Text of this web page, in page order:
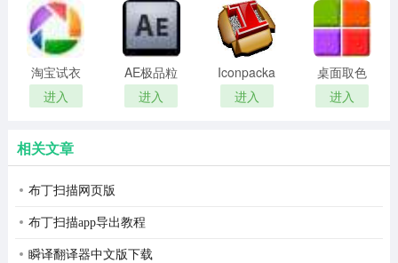
入百度地图作为派送范围的参考依据。在地图中，显示买
家地址周围的所有物流站点，可以直观看出离买家最近的
物流公司，并能有效避免超区的事故发生。
remover(冰
点还原密
码清除器)
扫描软件)
淘宝试衣
服软件
进入
AE极品粒
子插件
(Trapcode
进入
Iconpackager
中文补丁
进入
桌面取色
工具
colorpix
进入
相关文章
布丁扫描网页版
布丁扫描app导出教程
瞬译翻译器中文版下载